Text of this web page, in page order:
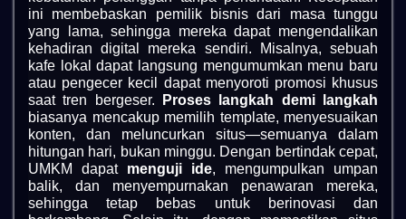
ini membebaskan pemilik bisnis dari masa tunggu
yang lama, sehingga mereka dapat mengendalikan
kehadiran digital mereka sendiri. Misalnya, sebuah
kafe lokal dapat langsung mengumumkan menu baru
atau pengecer kecil dapat menyoroti promosi khusus
saat tren bergeser.
Proses langkah demi langkah
biasanya mencakup memilih template, menyesuaikan
konten, dan meluncurkan situs—semuanya dalam
hitungan hari, bukan minggu. Dengan bertindak cepat,
UMKM dapat menguji ide, mengumpulkan umpan
balik, dan menyempurnakan penawaran mereka,
sehingga tetap bebas untuk berinovasi dan